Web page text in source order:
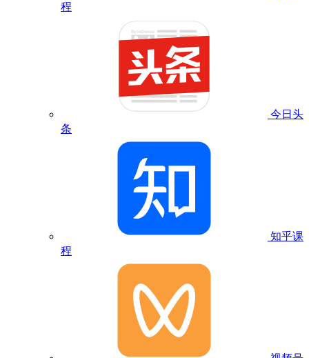
程
今日头
条
知乎课
程